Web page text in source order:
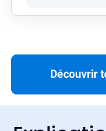
Découvrir